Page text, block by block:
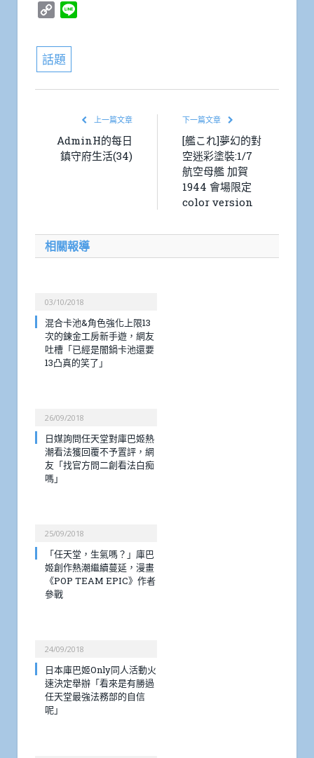
Copy
話題
上一篇文章
AdminH的每日
鎮守府生活(34)
下一篇文章
[艦これ]夢幻的對
空迷彩塗裝:1/7
航空母艦 加賀
1944 會場限定
color version
相關報導
03/10/2018
混合卡池&角色強化上限13
次的鍊金工房新手遊，網友
吐槽「已經是闇鍋卡池還要
13凸真的笑了」
26/09/2018
日媒詢問任天堂對庫巴姬熱
潮看法獲回覆不予置評，網
友「找官方問二創看法白痴
嗎」
25/09/2018
「任天堂，生氣嗎？」庫巴
姬創作熱潮繼續蔓延，漫畫
《POP TEAM EPIC》作者
參戰
24/09/2018
日本庫巴姬Only同人活動火
速決定舉辦「看來是有勝過
任天堂最強法務部的自信
呢」